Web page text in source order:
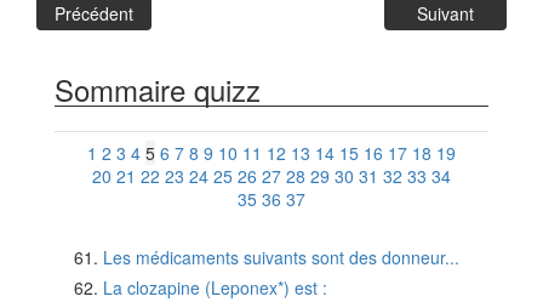
Précédent Suivant
Sommaire quizz
1 2 3 4 5 6 7 8 9 10 11 12 13 14 15 16 17 18 19
20 21 22 23 24 25 26 27 28 29 30 31 32 33 34
35 36 37
Les médicaments suivants sont des donneur...
La clozapine (Leponex*) est :